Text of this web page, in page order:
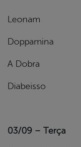
Leonam
Doppamina
A Dobra
Diabeisso
03/09 – Terça